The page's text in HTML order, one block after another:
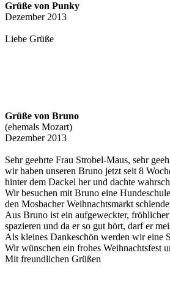
Grüße von Punky
Dezember 2013
Liebe Grüße
Grüße von Bruno
(ehemals Mozart)
Dezember 2013
Sehr geehrte Frau Strobel-Maus, sehr
wir haben unseren Bruno jetzt seit 8
hinter dem Dackel her und dachte
Wir besuchen mit Bruno eine
den Mosbacher Weihnachtsmarkt
Aus Bruno ist ein aufgeweckter,
spazieren und da er so gut hört, darf er
Als kleines Dankeschön werden wir eine
Wir wünschen ein frohes Weihnachtsfest
Mit freundlichen Grüßen